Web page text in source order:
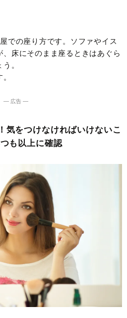
での座り方です。ソファやイス
床にそのまま座るときはあぐら
。
― 広告 ―
気をつけなければいけないこ
も以上に確認